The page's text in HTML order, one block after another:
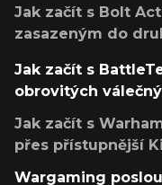
Jak začít s Bolt
zasazeným do
Jak začít s
obrovitých
Jak začít s
přes přístupnější
Wargaming